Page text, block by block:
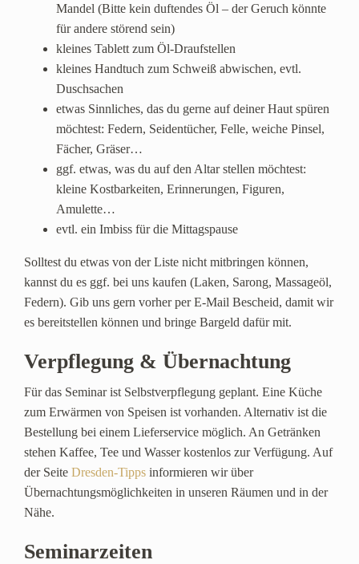
Mandel (Bitte kein duftendes Öl – der Geruch könnte
für andere störend sein)
kleines Tablett zum Öl-Draufstellen
kleines Handtuch zum Schweiß abwischen, evtl.
Duschsachen
etwas Sinnliches, das du gerne auf deiner Haut spüren
möchtest: Federn, Seidentücher, Felle, weiche Pinsel,
Fächer, Gräser…
ggf. etwas, was du auf den Altar stellen möchtest:
kleine Kostbarkeiten, Erinnerungen, Figuren,
Amulette…
evtl. ein Imbiss für die Mittagspause
Solltest du etwas von der Liste nicht mitbringen können,
kannst du es ggf. bei uns kaufen (Laken, Sarong, Massageöl,
Federn). Gib uns gern vorher per E-Mail Bescheid, damit wir
es bereitstellen können und bringe Bargeld dafür mit.
Verpflegung & Übernachtung
Für das Seminar ist Selbstverpflegung geplant. Eine Küche
zum Erwärmen von Speisen ist vorhanden. Alternativ ist die
Bestellung bei einem Lieferservice möglich. An Getränken
stehen Kaffee, Tee und Wasser kostenlos zur Verfügung. Auf
der Seite Dresden-Tipps informieren wir über
Übernachtungsmöglichkeiten in unseren Räumen und in der
Nähe.
Seminarzeiten